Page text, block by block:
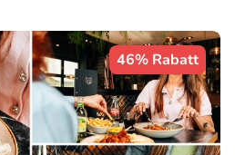
46% Rabatt